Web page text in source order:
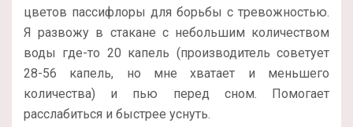
цветов пассифлоры для борьбы с тревожностью.
Я развожу в стакане с небольшим количеством
воды где-то 20 капель (производитель советует
28-56 капель, но мне хватает и меньшего
количества) и пью перед сном. Помогает
расслабиться и быстрее уснуть.